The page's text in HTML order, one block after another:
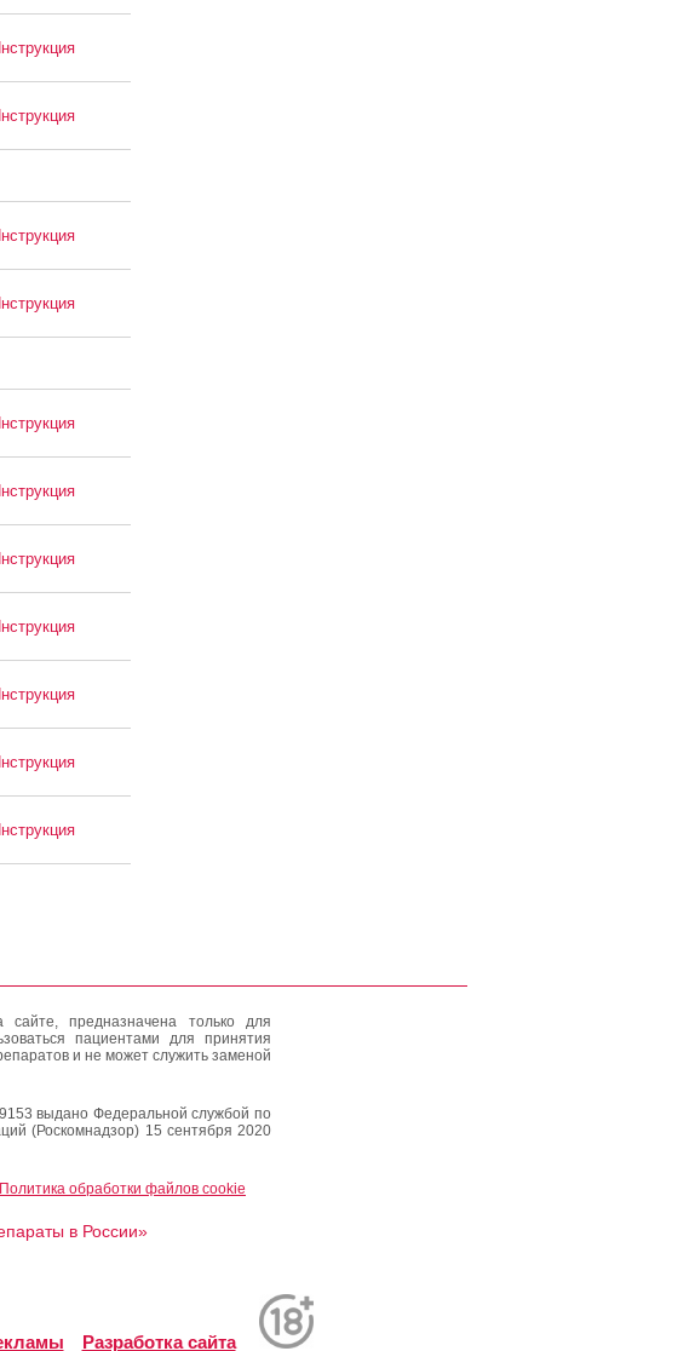
предназначена только для
пациентами для принятия
и не может служить заменой
выдано Федеральной службой по
(Роскомнадзор) 15 сентября 2020
Политика обработки файлов cookie
в России»
Разработка сайта